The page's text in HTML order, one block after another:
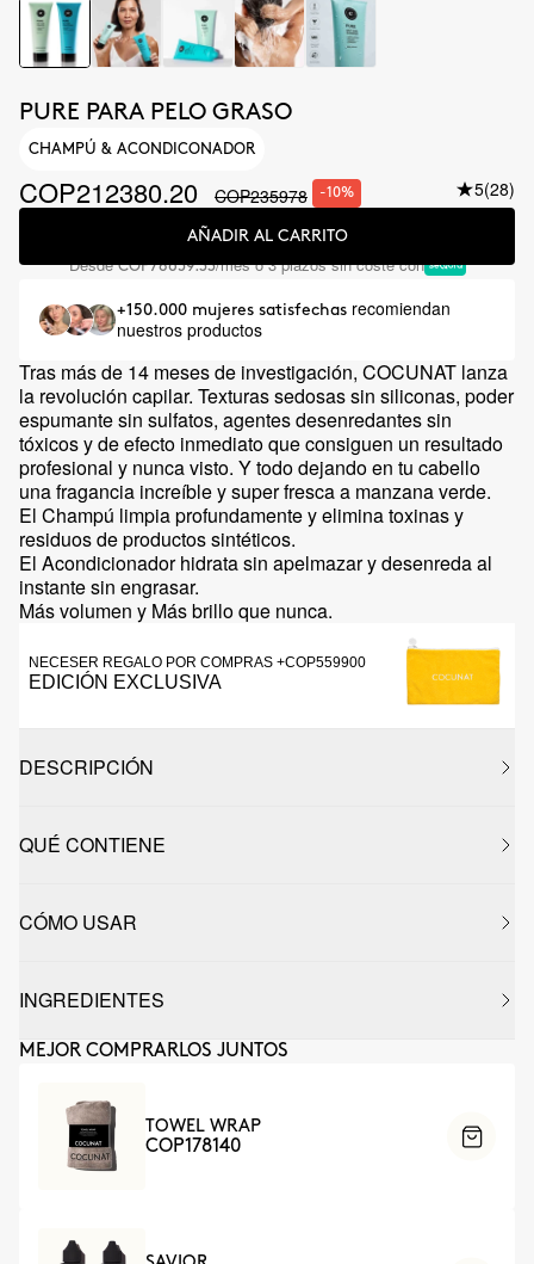
PURE PARA PELO GRASO
CHAMPÚ & ACONDICONADOR
COP212380.20 COP235978 -10% 5(28)
AÑADIR AL CARRITO
DesdeCOP78659.33/mes o 3 plazos sin coste con
+150.000 mujeres satisfechas recomiendan
nuestros productos
Tras más de 14 meses de investigación, COCUNAT lanza
la revolución capilar. Texturas sedosas sin siliconas, poder
espumante sin sulfatos, agentes desenredantes sin
tóxicos y de efecto inmediato que consiguen un resultado
profesional y nunca visto. Y todo dejando en tu cabello
una fragancia increíble y super fresca a manzana verde.
El Champú limpia profundamente y elimina toxinas y
residuos de productos sintéticos.
El Acondicionador hidrata sin apelmazar y desenreda al
instante sin engrasar.
Más volumen y Más brillo que nunca.
NECESER REGALO POR COMPRAS +COP559900
EDICIÓN EXCLUSIVA
DESCRIPCIÓN
QUÉ CONTIENE
CÓMO USAR
INGREDIENTES
MEJOR COMPRARLOS JUNTOS
TOWEL WRAP
COP178140